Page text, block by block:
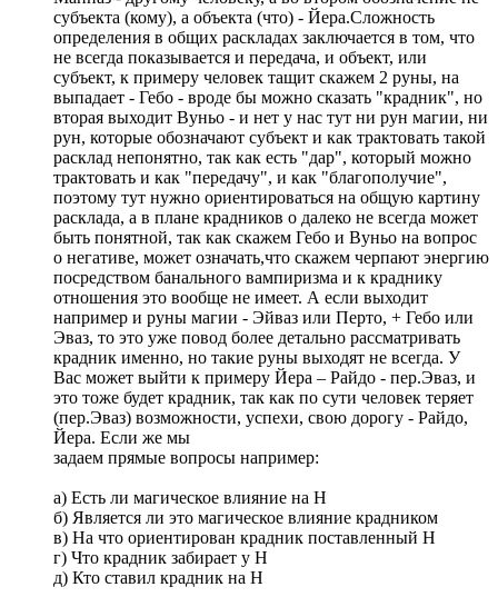
субъекта (кому), а объекта (что) - Йера.Сложность
определения в общих раскладах заключается в том, что
не всегда показывается и передача, и объект, или
субъект, к примеру человек тащит скажем 2 руны, на
выпадает - Гебо - вроде бы можно сказать "крадник", но
вторая выходит Вуньо - и нет у нас тут ни рун магии, ни
рун, которые обозначают субъект и как трактовать такой
расклад непонятно, так как есть "дар", который можно
трактовать и как "передачу", и как "благополучие",
поэтому тут нужно ориентироваться на общую картину
расклада, а в плане крадников о далеко не всегда может
быть понятной, так как скажем Гебо и Вуньо на вопрос
о негативе, может означать,что скажем черпают энергию
посредством банального вампиризма и к краднику
отношения это вообще не имеет. А если выходит
например и руны магии - Эйваз или Перто, + Гебо или
Эваз, то это уже повод более детально рассматривать
крадник именно, но такие руны выходят не всегда. У
Вас может выйти к примеру Йера – Райдо - пер.Эваз, и
это тоже будет крадник, так как по сути человек теряет
(пер.Эваз) возможности, успехи, свою дорогу - Райдо,
Йера. Если же мы
задаем прямые вопросы например:
а) Есть ли магическое влияние на Н
б) Является ли это магическое влияние крадником
в) На что ориентирован крадник поставленный Н
г) Что крадник забирает у Н
д) Кто ставил крадник на Н